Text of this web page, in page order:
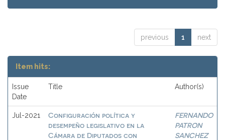
previous 1 next
Item hits:
Issue
Date
Title Author(s)
Jul-2021
Configuración política y
desempeño legislativo en la
Cámara de Diputados con
FERNANDO
PATRON
SANCHEZ